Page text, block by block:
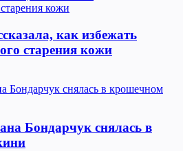
как избежать
старения кожи
Бондарчук снялась в